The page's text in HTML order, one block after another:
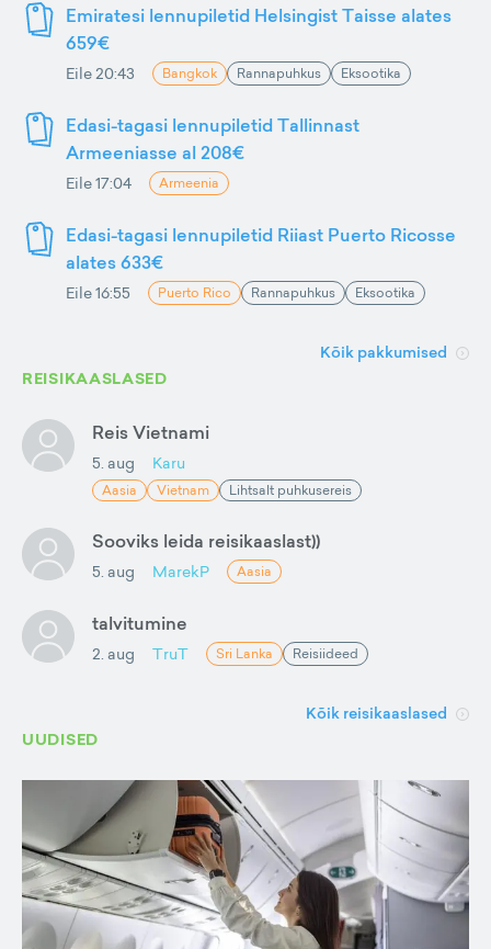
Emiratesi lennupiletid Helsingist Taisse alates
659€
Eile 20:43 Bangkok Rannapuhkus Eksootika
Edasi-tagasi lennupiletid Tallinnast
Armeeniasse al 208€
Eile 17:04 Armeenia
Edasi-tagasi lennupiletid Riiast Puerto Ricosse
alates 633€
Eile 16:55 Puerto Rico Rannapuhkus Eksootika
Kõik pakkumised
REISIKAASLASED
Reis Vietnami
5. aug Karu
Aasia Vietnam Lihtsalt puhkusereis
Sooviks leida reisikaaslast))
5. aug MarekP Aasia
talvitumine
2. aug TruT Sri Lanka Reisiideed
Kõik reisikaaslased
UUDISED